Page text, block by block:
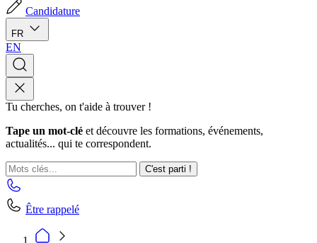
Candidature
FR
EN
Tu cherches, on t'aide à trouver !
Tape un mot-clé et découvre les formations, événements,
actualités... qui te correspondent.
C'est parti !
Être rappelé